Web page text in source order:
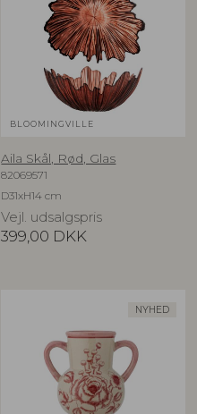
BLOOMINGVILLE
Aila Skål, Rød, Glas
82069571
D31xH14 cm
Vejl. udsalgspris
399,00 DKK
NYHED